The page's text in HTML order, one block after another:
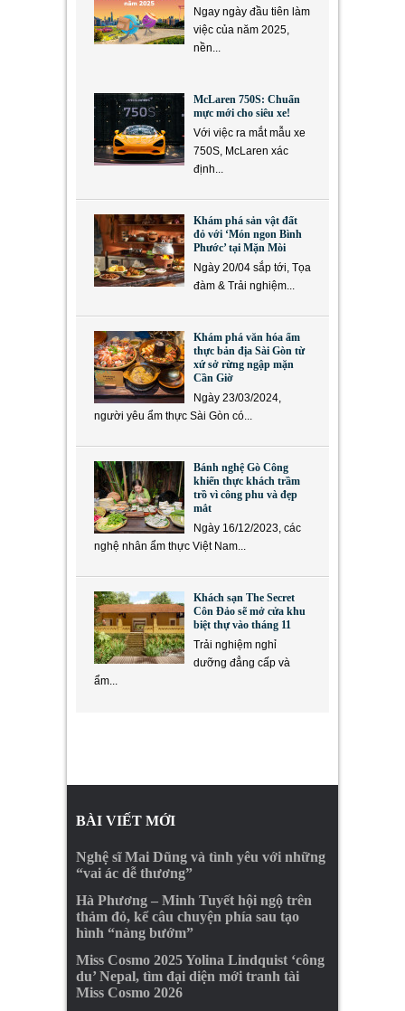
Ngay ngày đầu tiên làm
việc của năm 2025,
nền...
McLaren 750S: Chuẩn
mực mới cho siêu xe!
Với việc ra mắt mẫu xe
750S, McLaren xác
định...
Khám phá sản vật đất
đỏ với ‘Món ngon Bình
Phước’ tại Mặn Mòi
Ngày 20/04 sắp tới, Tọa
đàm & Trải nghiệm...
Khám phá văn hóa ẩm
thực bản địa Sài Gòn từ
xứ sở rừng ngập mặn
Cần Giờ
Ngày 23/03/2024,
người yêu ẩm thực Sài Gòn có...
Bánh nghệ Gò Công
khiến thực khách trầm
trồ vì công phu và đẹp
mắt
Ngày 16/12/2023, các
nghệ nhân ẩm thực Việt Nam...
Khách sạn The Secret
Côn Đảo sẽ mở cửa khu
biệt thự vào tháng 11
Trải nghiệm nghỉ
dưỡng đẳng cấp và
ẩm...
BÀI VIẾT MỚI
Nghệ sĩ Mai Dũng và tình yêu với những
“vai ác dễ thương”
Hà Phương – Minh Tuyết hội ngộ trên
thảm đỏ, kể câu chuyện phía sau tạo
hình “nàng bướm”
Miss Cosmo 2025 Yolina Lindquist ‘công
du’ Nepal, tìm đại diện mới tranh tài
Miss Cosmo 2026